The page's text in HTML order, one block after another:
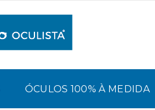
ÓCULOS 100% À MEDIDA